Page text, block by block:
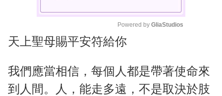
e
Powered by GliaStudios
天上聖母賜平安符給你
我們應當相信，每個人都是帶著使命來
到人間。人，能走多遠，不是取決於肢